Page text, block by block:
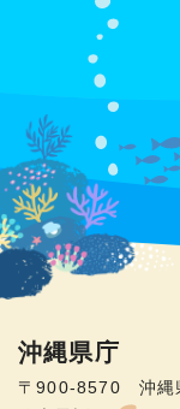
沖縄県庁
〒900-8570 沖縄